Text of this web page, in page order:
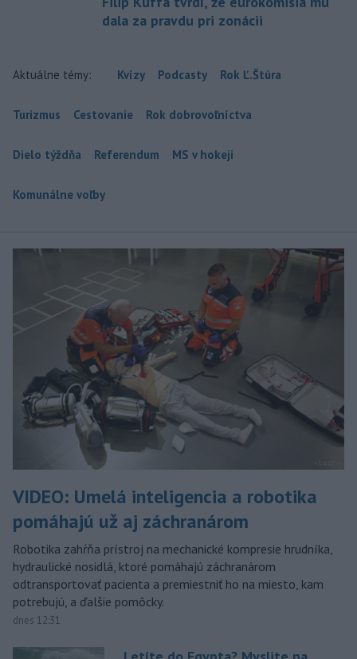
dala za pravdu pri zonácii
Aktuálne témy: Kvízy Podcasty Rok Ľ.Štúra
Turizmus Cestovanie Rok dobrovoľníctva
Dielo týždňa Referendum MS v hokeji
Komunálne voľby
VIDEO: Umelá inteligencia a robotika
pomáhajú už aj záchranárom
Robotika zahŕňa prístroj na mechanické kompresie hrudníka,
hydraulické nosidlá, ktoré pomáhajú záchranárom
odtransportovať pacienta a premiestniť ho na miesto, kam
potrebujú, a ďalšie pomôcky.
dnes 12:31